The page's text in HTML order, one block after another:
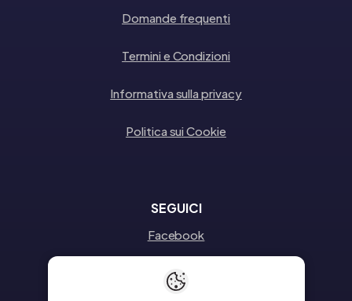
Domande frequenti
Termini e Condizioni
Informativa sulla privacy
Politica sui Cookie
SEGUICI
Facebook
Instagram